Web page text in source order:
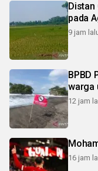
Distan
pada
9 jam
BPBD
warga
12 jam
16 jam